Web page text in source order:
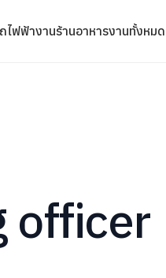
ไฟฟ้างานร้านอาหารงานทั้งหมด
officer